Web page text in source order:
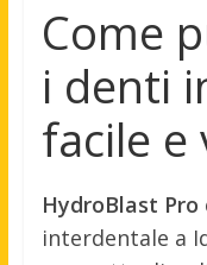
Come
i denti
facile e
HydroBlast Pro
interdentale a